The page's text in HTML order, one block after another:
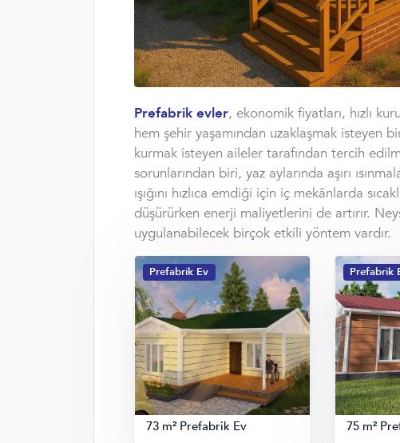
Prefabrik evler, ekonomik fiyatları, hızlı
hem şehir yaşamından uzaklaşmak isteyen
kurmak isteyen aileler tarafından tercih
sorunlarından biri, yaz aylarında aşırı
ışığını hızlıca emdiği için iç mekânlarda
düşürürken enerji maliyetlerini de artırır.
uygulanabilecek birçok etkili yöntem vardır.
Prefabrik Ev
73 m² Prefabrik Ev
Prefabrik
75 m²